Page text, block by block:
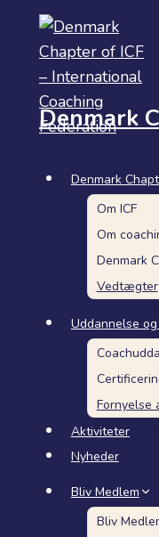
Fortsæt
indhold
Denmark
Denmark
Om ICF
Om
Denmark
Vedtægter
Uddannelse
Fornyelse
Aktiviteter
Nyheder
Bliv Medlem
Bliv